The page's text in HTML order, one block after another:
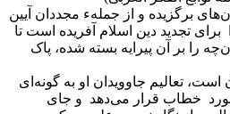
برگزیده و از جملهء مجددان آیین
برای تجدید دین اسلام آفریده است تا
را بر آن پیرایه بسته شده، پاک
تعالیم جاوویدان او به گونه‌ای
خطاب قرار می‌دهد و جای